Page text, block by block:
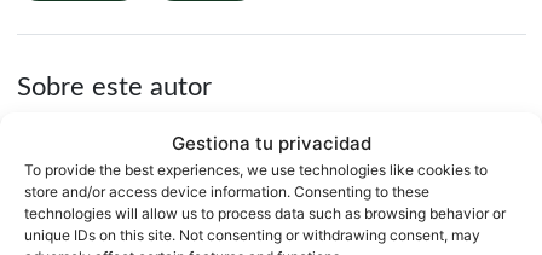
Gestiona tu privacidad
To provide the best experiences, we use technologies like cookies to
store and/or access device information. Consenting to these
technologies will allow us to process data such as browsing behavior or
unique IDs on this site. Not consenting or withdrawing consent, may
Sobre este autor